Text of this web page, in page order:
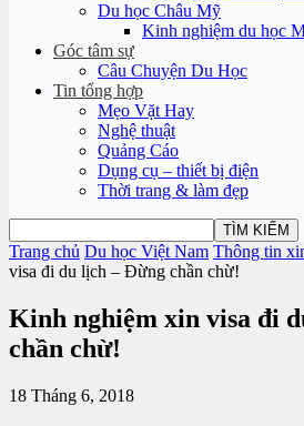
Du học Châu Mỹ
Kinh nghiệm du học
Góc tâm sự
Câu Chuyện Du Học
Tin tổng hợp
Mẹo Vặt Hay
Nghệ thuật
Quảng Cáo
Dụng cụ – thiết bị điện
Thời trang & làm đẹp
Trang chủ Du học Việt Nam Thông tin
visa đi du lịch – Đừng chần chừ!
Kinh nghiệm xin visa đi
chần chừ!
18 Tháng 6, 2018